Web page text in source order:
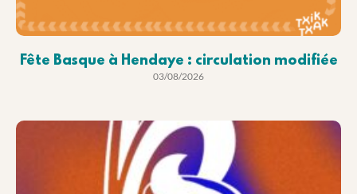
Fête Basque à Hendaye : circulation modifiée
03/08/2026